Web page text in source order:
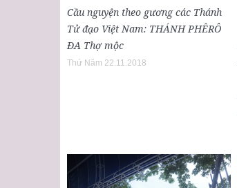
Cầu nguyện theo gương các Thánh
Tử đạo Việt Nam: THÁNH PHÊRÔ
ĐA Thợ mộc
Thứ Năm 22.11.2018